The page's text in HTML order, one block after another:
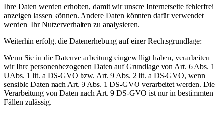
Ihre Daten werden erhoben, damit wir unsere Internetseite fehlerfrei
anzeigen lassen können. Andere Daten könnten dafür verwendet
werden, Ihr Nutzerverhalten zu analysieren.
Weiterhin erfolgt die Datenerhebung auf einer Rechtsgrundlage:
Wenn Sie in die Datenverarbeitung eingewilligt haben, verarbeiten
wir Ihre personenbezogenen Daten auf Grundlage von Art. 6 Abs. 1
UAbs. 1 lit. a DS-GVO bzw. Art. 9 Abs. 2 lit. a DS-GVO, wenn
sensible Daten nach Art. 9 Abs. 1 DS-GVO verarbeitet werden. Die
Verarbeitung von Daten nach Art. 9 DS-GVO ist nur in bestimmten
Fällen zulässig.